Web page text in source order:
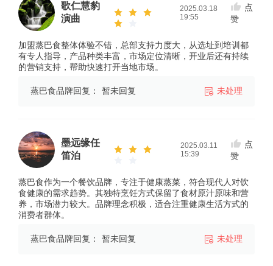
歌仁慧豹
演曲
2025.03.18
19:55
点
赞
加盟蒸巴食整体体验不错，总部支持力度大，从选址到培训都
有专人指导，产品种类丰富，市场定位清晰，开业后还有持续
的营销支持，帮助快速打开当地市场。
蒸巴食品牌回复： 暂未回复 未处理
墨远缘任
笛泊
2025.03.11
15:39
点
赞
蒸巴食作为一个餐饮品牌，专注于健康蒸菜，符合现代人对饮
食健康的需求趋势。其独特烹饪方式保留了食材原汁原味和营
养，市场潜力较大。品牌理念积极，适合注重健康生活方式的
消费者群体。
蒸巴食品牌回复： 暂未回复 未处理